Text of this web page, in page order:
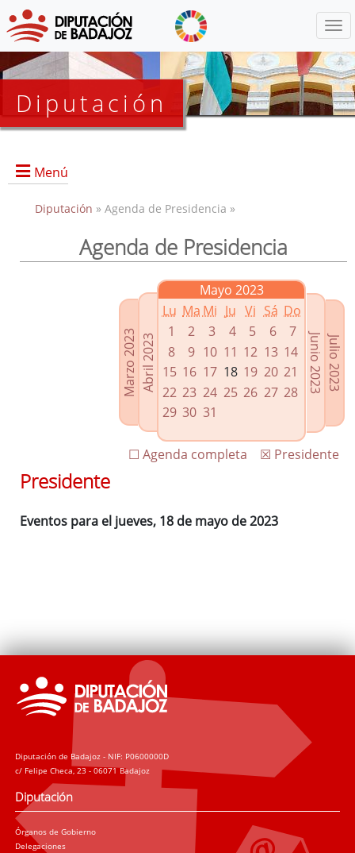
Diputación
Menú
Presidencia
Enlaces relacionados
Agenda de Presidencia
Plenos provinciales y Juntas de gobierno
Oficina de Proyectos Europeos
Diputación » Agenda de Presidencia »
Agenda de Presidencia
Marzo 2023Abril 2023
Mayo 2023
Lu Ma Mi Ju Vi Sá Do
1
2 3 4 5 6
7
8
9 10 11 12 13 14
15 16 17 18 19 20 21
22 23 24 25 26 27 28
29 30 31
Julio 2023
Junio 2023
☒ Presidente
☐ Agenda completa
Presidente
Eventos para el jueves, 18 de mayo de 2023
Diputación de Badajoz - NIF: P0600000D
c/ Felipe Checa, 23 - 06071 Badajoz
Diputación
Órganos de Gobierno
Delegaciones